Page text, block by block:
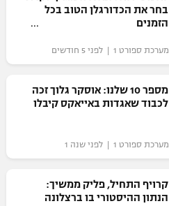
בחר את הכדורגלן הטוב בכל
הזמנים
מערכת ספורט 1 | לפני 5 חודשים
מספר 10 שלנו: אוסקר גלוך זכה
לכבוד שאגדות באייאקס קיבלו
מערכת ספורט 1 | לפני שנה 1
קרויף התחיל, פליק ממשיך:
הנתון ההיסטורי בו ברצלונה